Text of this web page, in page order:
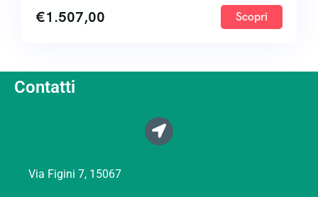
€1.507,00 Scopri
Contatti
Via Figini 7, 15067